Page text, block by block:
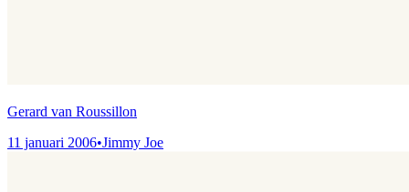
Gerard van Roussillon
11 januari 2006•Jimmy Joe